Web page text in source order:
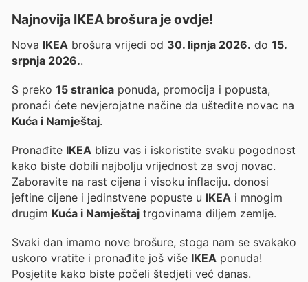
Najnovija IKEA brošura je ovdje!
Nova IKEA brošura vrijedi od 30. lipnja 2026. do 15.
srpnja 2026..
S preko 15 stranica ponuda, promocija i popusta,
pronaći ćete nevjerojatne načine da uštedite novac na
Kuća i Namještaj.
Pronađite IKEA blizu vas i iskoristite svaku pogodnost
kako biste dobili najbolju vrijednost za svoj novac.
Zaboravite na rast cijena i visoku inflaciju. donosi
jeftine cijene i jedinstvene popuste u IKEA i mnogim
drugim Kuća i Namještaj trgovinama diljem zemlje.
Svaki dan imamo nove brošure, stoga nam se svakako
uskoro vratite i pronađite još više IKEA ponuda!
Posjetite kako biste počeli štedjeti već danas.